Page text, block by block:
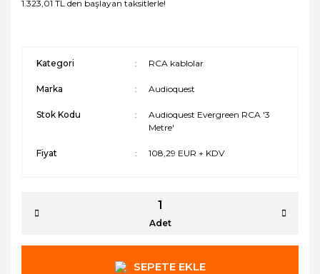
1.323,01 TL den başlayan taksitlerle!
Kategori RCA kablolar
Marka Audioquest
Stok Kodu
Audioquest Evergreen RCA '3
Metre'
Fiyat 108,29 EUR + KDV
Adet
SEPETE EKLE